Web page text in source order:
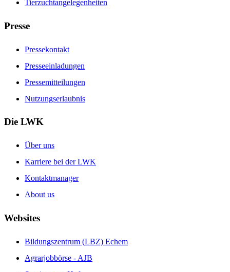
Tierzuchtangelegenheiten
Presse
Pressekontakt
Presseeinladungen
Pressemitteilungen
Nutzungserlaubnis
Die LWK
Über uns
Karriere bei der LWK
Kontaktmanager
About us
Websites
Bildungszentrum (LBZ) Echem
Agrarjobbörse - AJB